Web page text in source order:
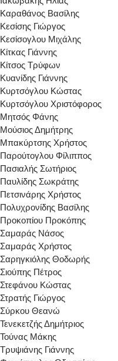
Καραθάνος Βασίλης
Κεσίσης Γιώργος
Κεσίσογλου Μιχάλης
Κίτκας Γιάννης
Κίτσος Τρύφων
Κυανίδης Γιάννης
Κυρτσόγλου Κώστας
Κυρτσόγλου Χριστόφορος
Μητσός Φάνης
Μούσιος Δημήτρης
Μπακύρτσης Χρήστος
Παρούτογλου Φίλιππος
Πασιαλής Σωτήριος
Παυλίδης Σωκράτης
Πετσινάρης Χρήστος
Πολυχρονίδης Βασίλης
Προκοπίου Προκόπης
Σαμαράς Νάσος
Σαμαράς Χρήστος
Σαρηγκιόλης Θοδωρής
Σιούπης Πέτρος
Στεφάνου Κώστας
Στρατής Γιώργος
Σύρκου Θεανώ
Τενεκετζής Δημήτριος
Τούνας Μάκης
Τρυψιάνης Γιάννης